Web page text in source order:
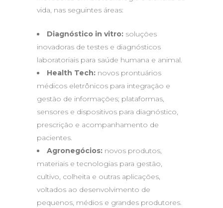
vida, nas seguintes áreas:
Diagnóstico in vitro: soluções
inovadoras de testes e diagnósticos
laboratoriais para saúde humana e animal.
Health Tech: novos prontuários
médicos eletrônicos para integração e
gestão de informações; plataformas,
sensores e dispositivos para diagnóstico,
prescrição e acompanhamento de
pacientes.
Agronegócios: novos produtos,
materiais e tecnologias para gestão,
cultivo, colheita e outras aplicações,
voltados ao desenvolvimento de
pequenos, médios e grandes produtores.